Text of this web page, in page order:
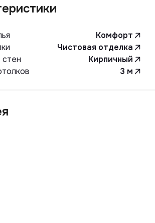
применяя энергоэффективные
Комфорт
Чистовая отделка
Кирпичный
3 м